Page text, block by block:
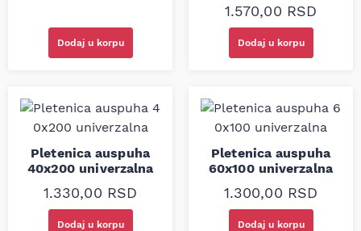
Dodaj u korpu
1.570,00 RSD
Dodaj u korpu
Pletenica auspuha
40x200 univerzalna
1.330,00 RSD
Dodaj u korpu
Pletenica auspuha
60x100 univerzalna
1.300,00 RSD
Dodaj u korpu